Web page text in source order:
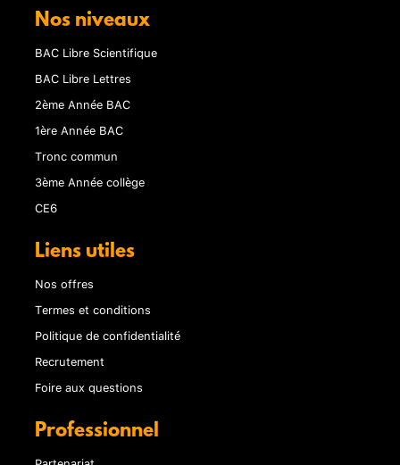
Nos niveaux
BAC Libre Scientifique
BAC Libre Lettres
2ème Année BAC
1ère Année BAC
Tronc commun
3ème Année collège
CE6
Liens utiles
Nos offres
Termes et conditions
Politique de confidentialité
Recrutement
Foire aux questions
Professionnel